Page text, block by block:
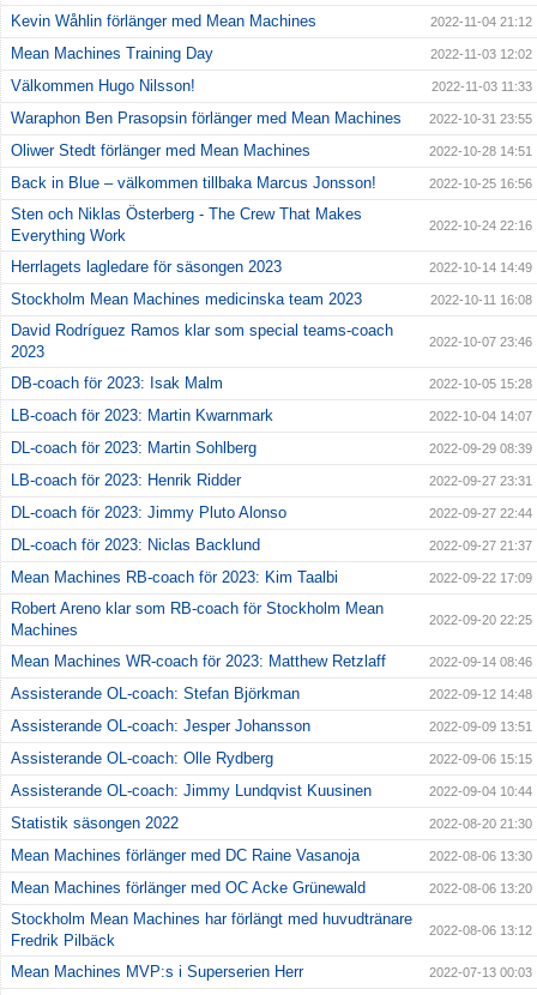
Kevin Wåhlin förlänger med Mean Machines 2022-11-04 21:12
Mean Machines Training Day 2022-11-03 12:02
Välkommen Hugo Nilsson! 2022-11-03 11:33
Waraphon Ben Prasopsin förlänger med Mean Machines 2022-10-31 23:55
Oliwer Stedt förlänger med Mean Machines 2022-10-28 14:51
Back in Blue – välkommen tillbaka Marcus Jonsson! 2022-10-25 16:56
Sten och Niklas Österberg - The Crew That Makes
Everything Work
2022-10-24 22:16
Herrlagets lagledare för säsongen 2023 2022-10-14 14:49
Stockholm Mean Machines medicinska team 2023 2022-10-11 16:08
David Rodríguez Ramos klar som special teams-coach
2023
2022-10-07 23:46
DB-coach för 2023: Isak Malm 2022-10-05 15:28
LB-coach för 2023: Martin Kwarnmark 2022-10-04 14:07
DL-coach för 2023: Martin Sohlberg 2022-09-29 08:39
LB-coach för 2023: Henrik Ridder 2022-09-27 23:31
DL-coach för 2023: Jimmy Pluto Alonso 2022-09-27 22:44
DL-coach för 2023: Niclas Backlund 2022-09-27 21:37
Mean Machines RB-coach för 2023: Kim Taalbi 2022-09-22 17:09
Robert Areno klar som RB-coach för Stockholm Mean
Machines
2022-09-20 22:25
Mean Machines WR-coach för 2023: Matthew Retzlaff 2022-09-14 08:46
Assisterande OL-coach: Stefan Björkman 2022-09-12 14:48
Assisterande OL-coach: Jesper Johansson 2022-09-09 13:51
Assisterande OL-coach: Olle Rydberg 2022-09-06 15:15
Assisterande OL-coach: Jimmy Lundqvist Kuusinen 2022-09-04 10:44
Statistik säsongen 2022 2022-08-20 21:30
Mean Machines förlänger med DC Raine Vasanoja 2022-08-06 13:30
Mean Machines förlänger med OC Acke Grünewald 2022-08-06 13:20
Stockholm Mean Machines har förlängt med huvudtränare
Fredrik Pilbäck
2022-08-06 13:12
Mean Machines MVP:s i Superserien Herr 2022-07-13 00:03